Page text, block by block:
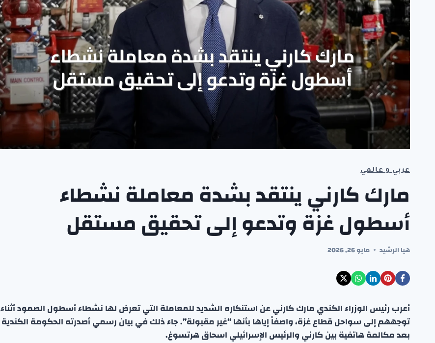
عربي و عالمي
مارك كارني ينتقد بشدة معاملة نشطاء
أسطول غزة وتدعو إلى تحقيق مستقل
هيا الرشيد مايو 26, 2026
أعرب رئيس الوزراء الكندي مارك كارني عن استنكاره الشديد للمعاملة التي تعرض لها نشطاء أسطول الصمود أثناء
توجههم إلى سواحل قطاع غزة، واصفاً إياها بأنها “غير مقبولة”. جاء ذلك في بيان رسمي أصدرته الحكومة الكندية
بعد مكالمة هاتفية بين كارني والرئيس الإسرائيلي اسحاق هرتسوغ.